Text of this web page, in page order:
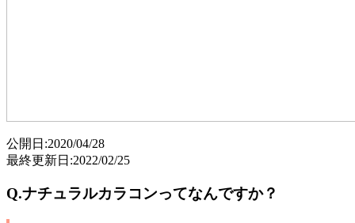
公開日:2020/04/28
最終更新日:2022/02/25
Q.ナチュラルカラコンってなんですか？